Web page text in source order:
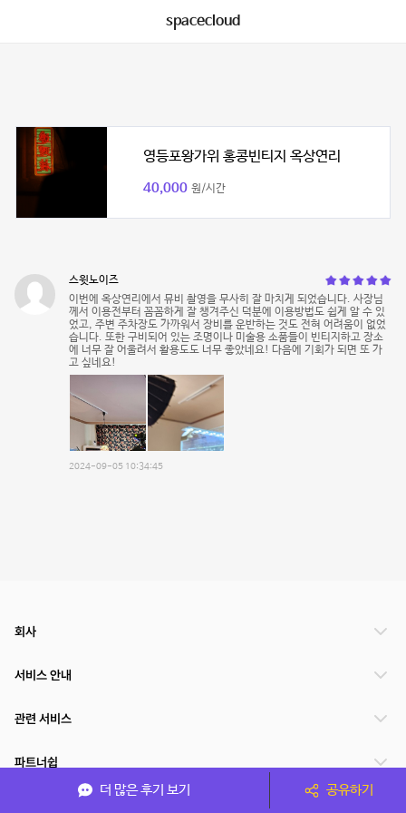
spacecloud
영등포왕가위 홍콩빈티지 옥상연리
40,000 원/시간
스윗노이즈
이번에 옥상연리에서 뮤비 촬영을 무사히 잘 마치게 되었습니다. 사장님
께서 이용전부터 꼼꼼하게 잘 챙겨주신 덕분에 이용방법도 쉽게 알 수 있
었고, 주변 주차장도 가까워서 장비를 운반하는 것도 전혀 어려움이 없었
습니다. 또한 구비되어 있는 조명이나 미술용 소품들이 빈티지하고 장소
에 너무 잘 어울려서 활용도도 너무 좋았네요! 다음에 기회가 되면 또 가
고 싶네요!
2024-09-05 10:34:45
더 많은 후기 보기 공유하기
회사
서비스 안내
관련 서비스
파트너쉽